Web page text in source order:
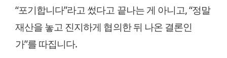
“포기합니다”라고 썼다고 끝나는 게 아니고, “정말
재산을 놓고 진지하게 협의한 뒤 나온 결론인
가”를 따집니다.